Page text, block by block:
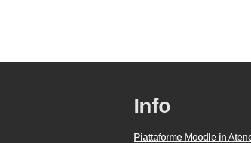
Info
Piattaforme Moodle in